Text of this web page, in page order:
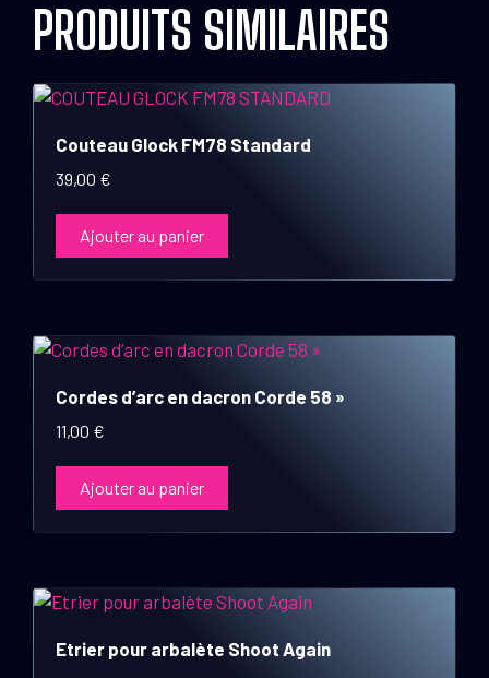
PRODUITS SIMILAIRES
Couteau Glock FM78 Standard
39,00 €
Ajouter au panier
Cordes d’arc en dacron Corde 58 »
11,00 €
Ajouter au panier
Etrier pour arbalète Shoot Again